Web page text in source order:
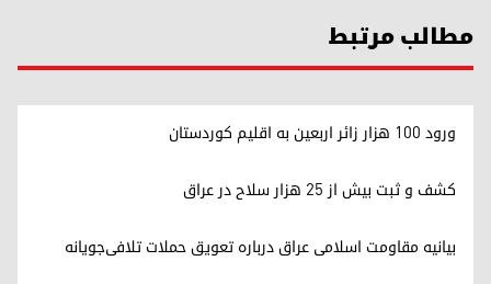
مطالب مرتبط
ورود ۱۰۰ هزار زائر اربعین به اقلیم کوردستان
کشف و ثبت بیش از ۲۵ هزار سلاح در عراق
بیانیه مقاومت اسلامی عراق درباره تعویق حملات تلافی‌جویانه